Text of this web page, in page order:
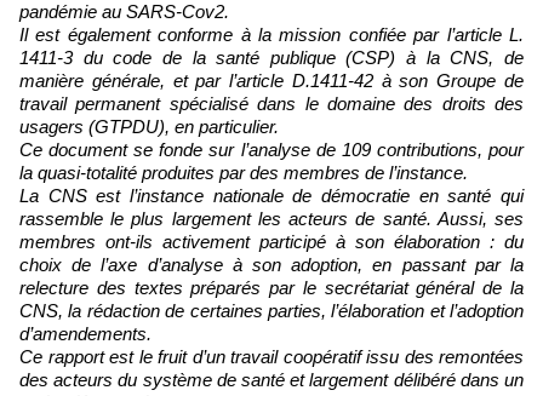
pandémie au SARS-Cov2.
Il est également conforme à la mission confiée par l’article L.
1411-3 du code de la santé publique (CSP) à la CNS, de
manière générale, et par l’article D.1411-42 à son Groupe de
travail permanent spécialisé dans le domaine des droits des
usagers (GTPDU), en particulier.
Ce document se fonde sur l’analyse de 109 contributions, pour
la quasi-totalité produites par des membres de l’instance.
La CNS est l’instance nationale de démocratie en santé qui
rassemble le plus largement les acteurs de santé. Aussi, ses
membres ont-ils activement participé à son élaboration : du
choix de l’axe d’analyse à son adoption, en passant par la
relecture des textes préparés par le secrétariat général de la
CNS, la rédaction de certaines parties, l’élaboration et l’adoption
d’amendements.
Ce rapport est le fruit d’un travail coopératif issu des remontées
des acteurs du système de santé et largement délibéré dans un